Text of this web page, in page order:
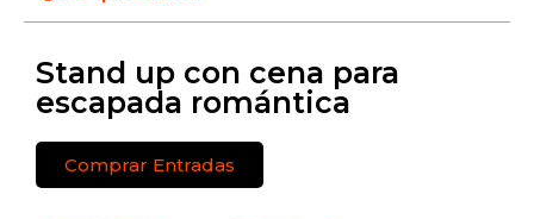
Stand up con cena para
escapada romántica
Comprar Entradas